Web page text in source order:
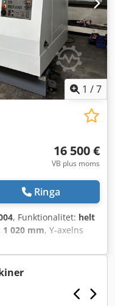
1 /7
16 500 €
VB plus moms
Ringa
, Funktionalitet: helt
1 020 mm, Y-axelns
snabbmatning Y-
axel:
, total bredd: